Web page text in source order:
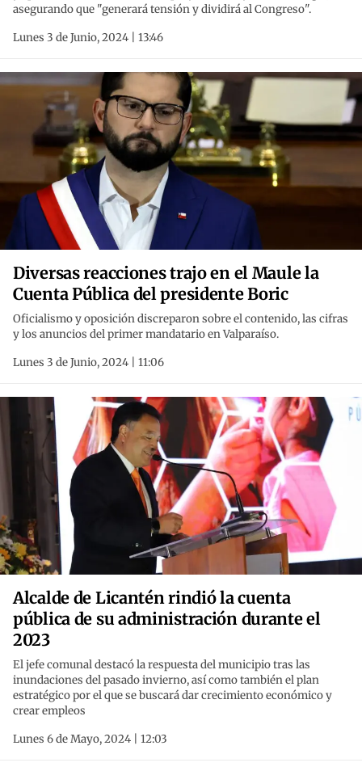
asegurando que "generará tensión y dividirá al Congreso".
Lunes 3 de Junio, 2024 | 13:46
Diversas reacciones trajo en el Maule la
Cuenta Pública del presidente Boric
Oficialismo y oposición discreparon sobre el contenido, las cifras
y los anuncios del primer mandatario en Valparaíso.
Lunes 3 de Junio, 2024 | 11:06
Alcalde de Licantén rindió la cuenta
pública de su administración durante el
2023
El jefe comunal destacó la respuesta del municipio tras las
inundaciones del pasado invierno, así como también el plan
estratégico por el que se buscará dar crecimiento económico y
crear empleos
Lunes 6 de Mayo, 2024 | 12:03